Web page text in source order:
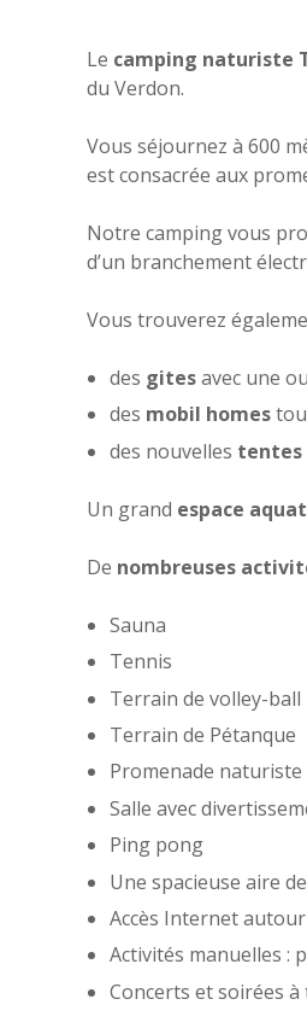
Le camping naturiste
du Verdon.
Vous séjournez à 600
est consacrée aux
Notre camping vous
d’un branchement
Vous trouverez
des gitesavec une
des mobil homes
des nouvelles tentes
Un grand espace
De nombreuses
Sauna
Tennis
Terrain de volley-ball
Terrain de Pétanque
Promenade naturiste
Salle avec
Ping pong
Une spacieuse aire
Accès Internet
Activités manuelles :
Concerts et soirées à